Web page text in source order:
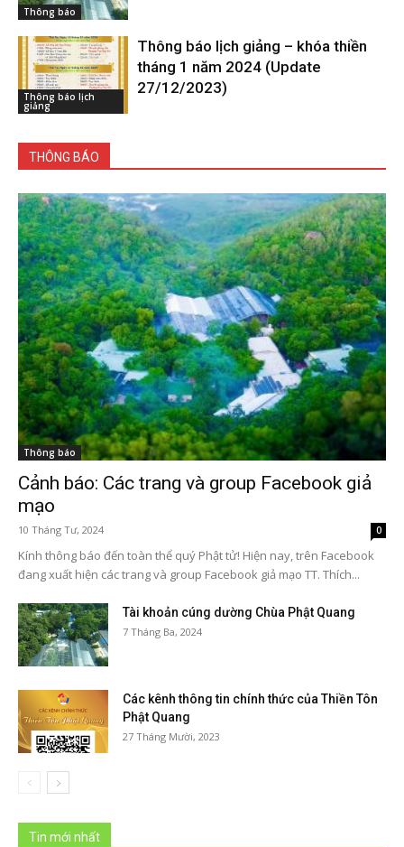
Thông báo
Thông báo lịch
giảng
Thông báo lịch giảng – khóa thiền
tháng 1 năm 2024 (Update
27/12/2023)
THÔNG BÁO
Thông báo
Cảnh báo: Các trang và group Facebook giả
mạo
10 Tháng Tư, 2024 0
Kính thông báo đến toàn thể quý Phật tử! Hiện nay, trên Facebook
đang xuất hiện các trang và group Facebook giả mạo TT. Thích...
Tài khoản cúng dường Chùa Phật Quang
7 Tháng Ba, 2024
Các kênh thông tin chính thức của Thiền Tôn
Phật Quang
27 Tháng Mười, 2023
Tin mới nhất